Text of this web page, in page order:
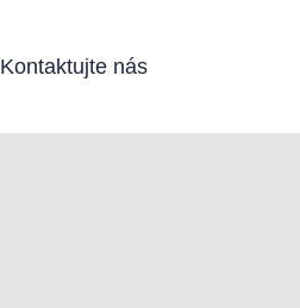
Kontaktujte nás